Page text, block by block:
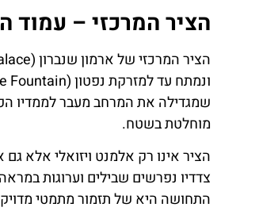
הציר המרכזי –
שמגדילה את המרחב מעבר לממדיו
מוחלטת בשטח.
הציר אינו רק אלמנט ויזואלי אלא
צדדיו נפרשים שבילים וערוגות
התחושה היא של תזמור מתמטי